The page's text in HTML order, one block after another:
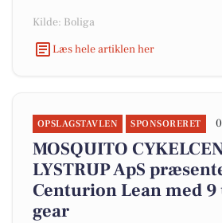
Kilde: Boliga
Læs hele artiklen her
OPSLAGSTAVLEN SPONSORERET
MOSQUITO
LYSTRUP ApS
Centurion Lean med 9
gear